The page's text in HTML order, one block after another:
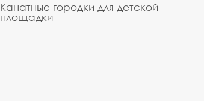
Канатные городки для детской
площадки